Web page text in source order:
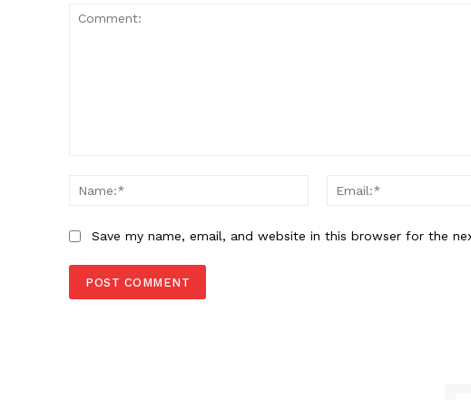
Name:*
Save my name, email, and website in this browser for the